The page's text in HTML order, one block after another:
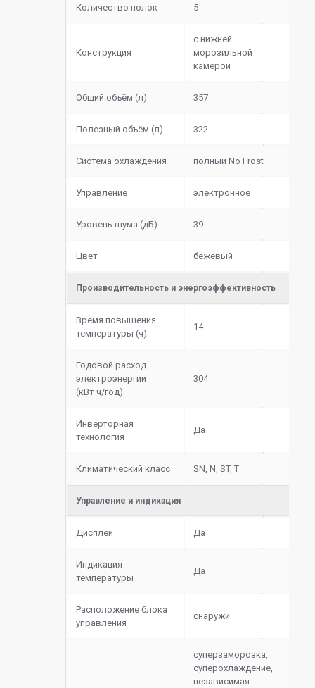
Количество полок 5
Конструкция
с нижней
морозильной
камерой
Общий объём (л) 357
Полезный объём (л) 322
Система охлаждения полный No Frost
Управление электронное
Уровень шума (дБ) 39
Цвет бежевый
Производительность и энергоэффективность
Время повышения
температуры (ч)
14
Годовой расход
электроэнергии
(кВт·ч/год)
304
Инверторная
технология
Да
Климатический класс SN, N, ST, T
Управление и индикация
Дисплей Да
Индикация
температуры
Да
Расположение блока
управления
снаружи
суперзаморозка,
суперохлаждение,
независимая